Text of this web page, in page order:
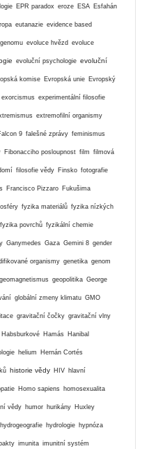
EPR paradox eroze ESA Esfahán
eutanazie evidence based
evoluce hvězd evoluce
evoluční psychologie evoluční
komise Evropská unie Evropský
exorcismus experimentální filosofie
extremofilní organismy
9 falešné zprávy feminismus
Fibonacciho posloupnost film filmová
filosofie vědy Finsko fotografie
Francisco Pizzaro Fukušima
fyzika materiálů fyzika nízkých
fyzika povrchů fyzikální chemie
Ganymedes Gaza Gemini 8 gender
organismy genetika genom
geomagnetismus geopolitika George
globální zmeny klimatu GMO
gravitační čočky gravitační vlny
Habsburkové Hamás Hanibal
helium Hernán Cortés
historie vědy HIV hlavní
Homo sapiens homosexualita
vědy humor hurikány Huxley
hydrogeografie hydrologie hypnóza
imunita imunitní systém